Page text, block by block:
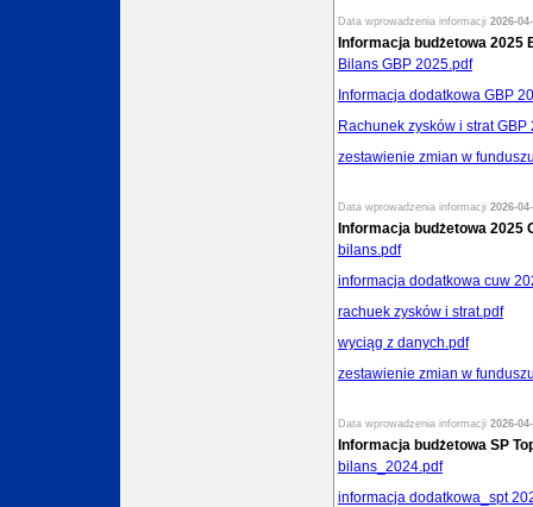
Data wprowadzenia informacji 2026-
Informacja budżetowa 2025
Bilans GBP 2025.pdf
Informacja dodatkowa GBP
Rachunek zysków i strat GBP
zestawienie zmian w
Data wprowadzenia informacji 2026-
Informacja budżetowa 2025
bilans.pdf
informacja dodatkowa cuw
rachuek zysków i strat.pdf
wyciąg z danych.pdf
zestawienie zmian w
Data wprowadzenia informacji 2026-
Informacja budżetowa SP
bilans_2024.pdf
informacja dodatkowa_spt